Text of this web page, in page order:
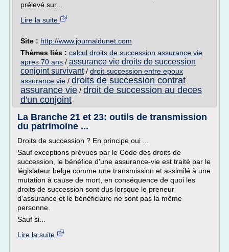
prélevé sur...
Lire la suite
Site : http://www.journaldunet.com
Thèmes liés : calcul droits de succession assurance vie
apres 70 ans / assurance vie droits de succession
conjoint survivant/ droit succession entre epoux
assurance vie / droits de succession contrat
assurance vie / droit de succession au deces
d'un conjoint
La Branche 21 et 23: outils de transmission
du patrimoine ...
Droits de succession ? En principe oui ...
Sauf exceptions prévues par le Code des droits de
succession, le bénéfice d'une assurance-vie est traité par le
législateur belge comme une transmission et assimilé à une
mutation à cause de mort, en conséquence de quoi les
droits de succession sont dus lorsque le preneur
d'assurance et le bénéficiaire ne sont pas la même
personne.
Sauf si...
Lire la suite